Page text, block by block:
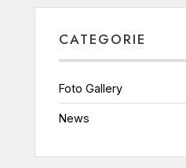
CATEGORIE
Foto Gallery
News